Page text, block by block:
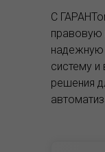
С
правовую
систему и
решения